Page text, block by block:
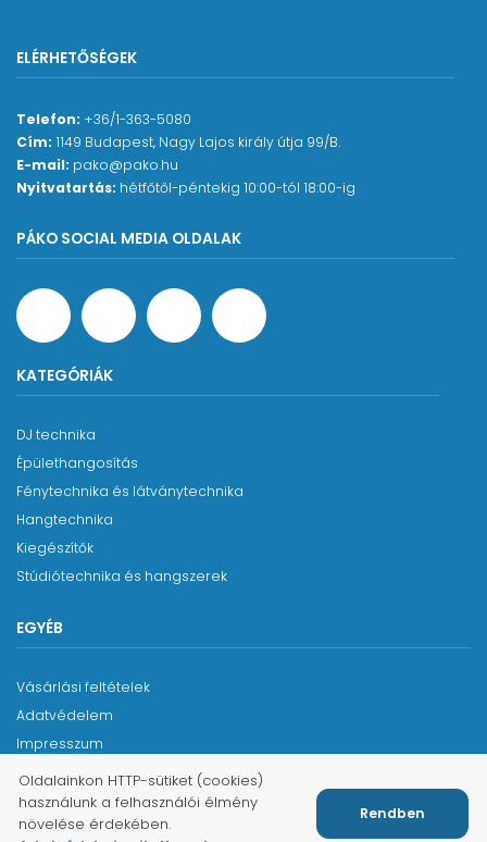
ELÉRHETŐSÉGEK
Telefon: +36/1-363-5080
Cím: 1149 Budapest, Nagy Lajos király útja 99/B.
E-mail: pako@pako.hu
Nyitvatartás: hétfőtől-péntekig 10:00-tól 18:00-ig
PÁKO SOCIAL MEDIA OLDALAK
KATEGÓRIÁK
DJ technika
Épülethangosítás
Fénytechnika és látványtechnika
Hangtechnika
Kiegészítők
Stúdiótechnika és hangszerek
EGYÉB
Vásárlási feltételek
Adatvédelem
Impresszum
Oldalainkon HTTP-sütiket (cookies)
használunk a felhasználói élmény
növelése érdekében.
Rendben